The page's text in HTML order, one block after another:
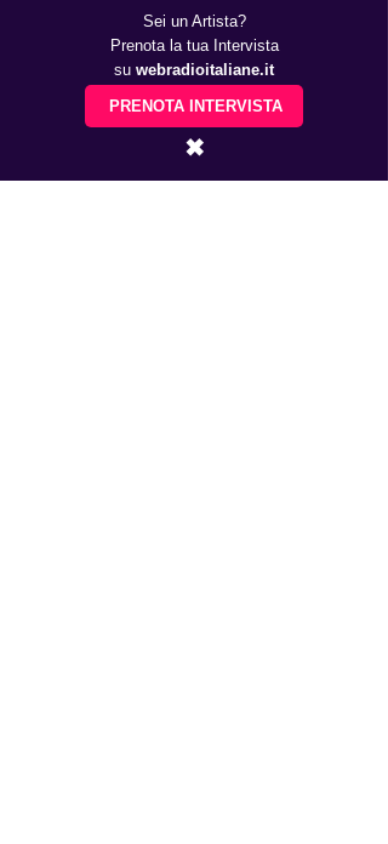
Sei un Artista?
Prenota la tua Intervista
su webradioitaliane.it
PRENOTA INTERVISTA
✖